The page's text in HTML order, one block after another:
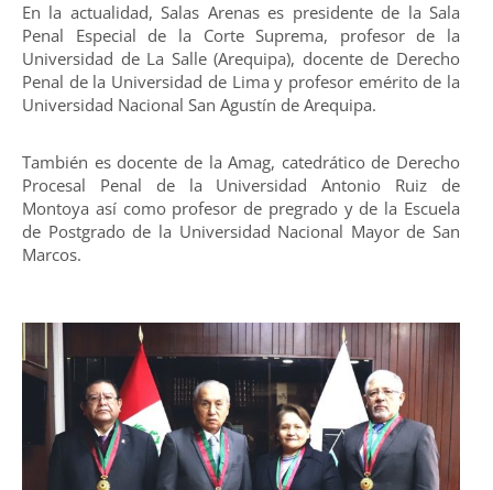
En la actualidad, Salas Arenas es presidente de la Sala
Penal Especial de la Corte Suprema, profesor de la
Universidad de La Salle (Arequipa), docente de Derecho
Penal de la Universidad de Lima y profesor emérito de la
Universidad Nacional San Agustín de Arequipa.
También es docente de la Amag, catedrático de Derecho
Procesal Penal de la Universidad Antonio Ruiz de
Montoya así como profesor de pregrado y de la Escuela
de Postgrado de la Universidad Nacional Mayor de San
Marcos.